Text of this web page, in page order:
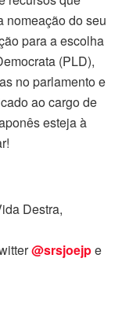
nomeação do seu
para a escolha
(PLD),
no parlamento e
ao cargo de
esteja à
Destra,
@srsjoejpe